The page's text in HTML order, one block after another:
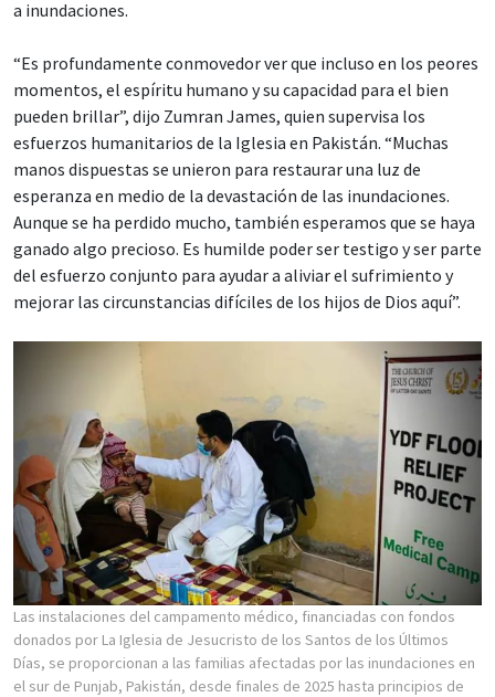
a inundaciones.
“Es profundamente conmovedor ver que incluso en los peores
momentos, el espíritu humano y su capacidad para el bien
pueden brillar”, dijo Zumran James, quien supervisa los
esfuerzos humanitarios de la Iglesia en Pakistán. “Muchas
manos dispuestas se unieron para restaurar una luz de
esperanza en medio de la devastación de las inundaciones.
Aunque se ha perdido mucho, también esperamos que se haya
ganado algo precioso. Es humilde poder ser testigo y ser parte
del esfuerzo conjunto para ayudar a aliviar el sufrimiento y
mejorar las circunstancias difíciles de los hijos de Dios aquí”.
Las instalaciones del campamento médico, financiadas con fondos
donados por La Iglesia de Jesucristo de los Santos de los Últimos
Días, se proporcionan a las familias afectadas por las inundaciones en
el sur de Punjab, Pakistán, desde finales de 2025 hasta principios de